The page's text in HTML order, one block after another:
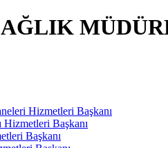
Hizmetleri Başkanı
Hizmetleri Başkanı
Başkanı